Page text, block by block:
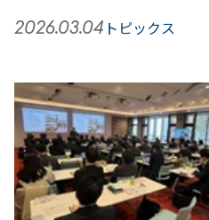
2026.03.04 トピックス